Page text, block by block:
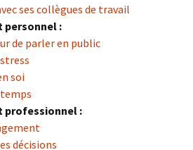
ses collègues de travail
personnel :
de parler en public
soi
professionnel :
décisions